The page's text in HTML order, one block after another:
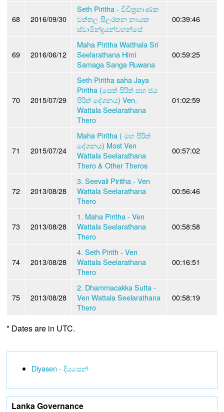
68 2016/09/30
Seth Piritha - විචිත්‍රභාණක
වත්තල සීලරතන නායක
ස්වාමින්ද්‍රයන්වහන්සේ
00:39:46
69 2016/06/12
Maha Piritha Watthala Sri
Seelarathana Himi
Samaga Sanga Ruwana
00:59:25
70 2015/07/29
Seth Piritha saha Jaya
Piritha (සෙත් පිරිත් සහ ජය
පිරිත් දේශනය) Ven.
Wattala Seelarathana
Thero
01:02:59
71 2015/07/24
Maha Piritha ( මහ පිරිත්
දේශනය) Most Ven
Wattala Seelarathana
Thero & Other Theros
00:57:02
72 2013/08/28
3. Seevali Piritha - Ven
Wattala Seelarathana
Thero
00:56:46
73 2013/08/28
1. Maha Piritha - Ven
Wattala Seelarathana
Thero
00:58:58
74 2013/08/28
4. Seth Pirith - Ven
Wattala Seelarathana
Thero
00:16:51
75 2013/08/28
2. Dhammacakka Sutta -
Ven Wattala Seelarathana
Thero
00:58:19
* Dates are in UTC.
Diyasen - දියසෙන්
Lanka Governance